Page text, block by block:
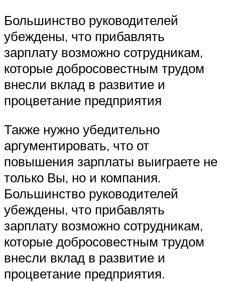
Большинство руководителей
убеждены, что прибавлять
зарплату возможно сотрудникам,
которые добросовестным трудом
внесли вклад в развитие и
процветание предприятия
Также нужно убедительно
аргументировать, что от
повышения зарплаты выиграете не
только Вы, но и компания.
Большинство руководителей
убеждены, что прибавлять
зарплату возможно сотрудникам,
которые добросовестным трудом
внесли вклад в развитие и
процветание предприятия.